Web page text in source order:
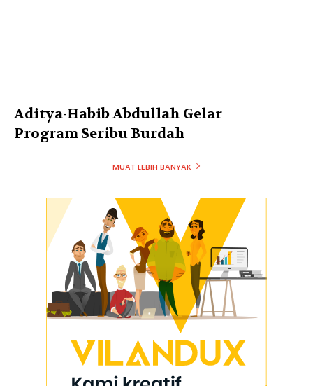
Aditya-Habib Abdullah Gelar
Program Seribu Burdah
MUAT LEBIH BANYAK